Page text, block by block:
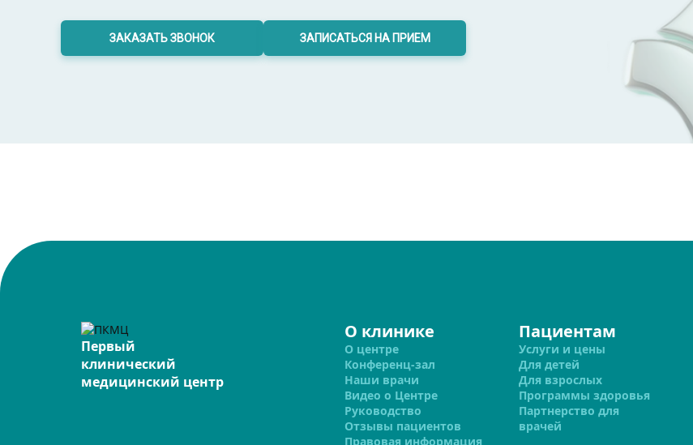
ЗАКАЗАТЬ ЗВОНОК ЗАПИСАТЬСЯ НА ПРИЕМ
Первый
клинический
медицинский центр
О клинике
О центре
Конференц-зал
Наши врачи
Видео о Центре
Руководство
Отзывы пациентов
Правовая информация
Пациентам
Услуги и цены
Для детей
Для взрослых
Программы здоровья
Партнерство для
врачей